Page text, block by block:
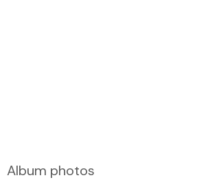
Album photos